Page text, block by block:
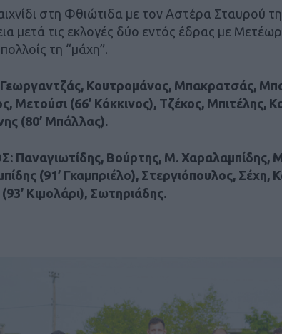
στη Φθιώτιδα με τον Αστέρα Σταυρού
μετά τις εκλογές δύο εντός έδρας με
τη “μάχη”.
Κουτρομάνος, Μπακρατσάς,
Μετούσι (66’ Κόκκινος), Τζέκος, Μπιτέλης,
(80’ Μπάλλας).
Παναγιωτίδης, Βούρτης, Μ. Χαραλαμπίδης,
(91’ Γκαμπριέλο), Στεργιόπουλος, Σέχη,
Κιμολάρι), Σωτηριάδης.